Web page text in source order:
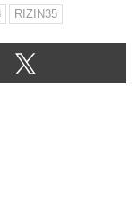
RIZIN35